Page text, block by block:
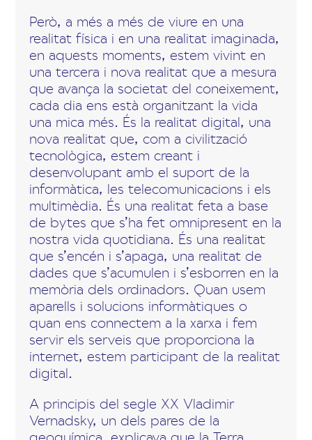
Però, a més a més de viure en una
realitat física i en una realitat imaginada,
en aquests moments, estem vivint en
una tercera i nova realitat que a mesura
que avança la societat del coneixement,
cada dia ens està organitzant la vida
una mica més. És la realitat digital, una
nova realitat que, com a civilització
tecnològica, estem creant i
desenvolupant amb el suport de la
informàtica, les telecomunicacions i els
multimèdia. És una realitat feta a base
de bytes que s’ha fet omnipresent en la
nostra vida quotidiana. És una realitat
que s’encén i s’apaga, una realitat de
dades que s’acumulen i s’esborren en la
memòria dels ordinadors. Quan usem
aparells i solucions informàtiques o
quan ens connectem a la xarxa i fem
servir els serveis que proporciona la
internet, estem participant de la realitat
digital.
A principis del segle XX Vladimir
Vernadsky, un dels pares de la
geoquímica, explicava que la Terra